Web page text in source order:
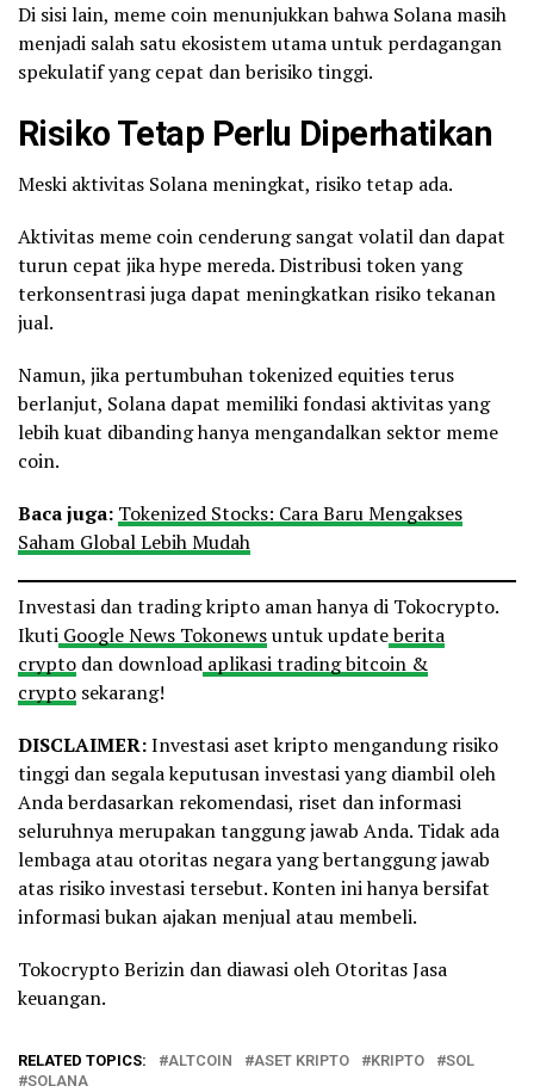
Di sisi lain, meme coin menunjukkan bahwa Solana masih
menjadi salah satu ekosistem utama untuk perdagangan
spekulatif yang cepat dan berisiko tinggi.
Risiko Tetap Perlu Diperhatikan
Meski aktivitas Solana meningkat, risiko tetap ada.
Aktivitas meme coin cenderung sangat volatil dan dapat
turun cepat jika hype mereda. Distribusi token yang
terkonsentrasi juga dapat meningkatkan risiko tekanan
jual.
Namun, jika pertumbuhan tokenized equities terus
berlanjut, Solana dapat memiliki fondasi aktivitas yang
lebih kuat dibanding hanya mengandalkan sektor meme
coin.
Baca juga: Tokenized Stocks: Cara Baru Mengakses
Saham Global Lebih Mudah
Investasi dan trading kripto aman hanya di Tokocrypto.
Ikuti Google News Tokonewsuntuk updateberita
crypto dan download aplikasi trading bitcoin &
crypto sekarang!
DISCLAIMER:Investasi aset kripto mengandung risiko
tinggi dan segala keputusan investasi yang diambil oleh
Anda berdasarkan rekomendasi, riset dan informasi
seluruhnya merupakan tanggung jawab Anda. Tidak ada
lembaga atau otoritas negara yang bertanggung jawab
atas risiko investasi tersebut. Konten ini hanya bersifat
informasi bukan ajakan menjual atau membeli.
Tokocrypto Berizin dan diawasi oleh Otoritas Jasa
keuangan.
RELATED TOPICS: ALTCOIN ASET KRIPTO KRIPTO
SOL
SOLANA